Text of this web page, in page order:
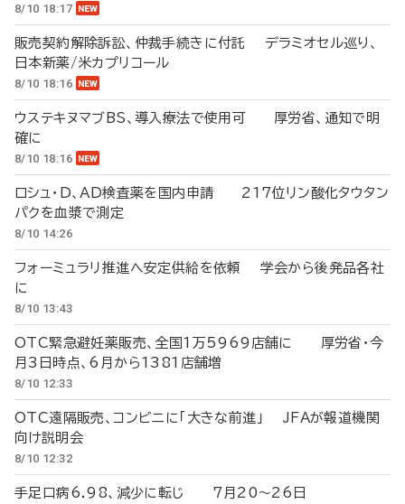
8/10 18:17
販売契約解除訴訟、仲裁手続きに付託 デラミオセル巡り、
日本新薬/米カプリコール
8/10 18:16
ウステキヌマブBS、導入療法で使用可 厚労省、通知で明
確に
8/10 18:16
ロシュ・D、AD検査薬を国内申請 217位リン酸化タウタン
パクを血漿で測定
8/10 14:26
フォーミュラリ推進へ安定供給を依頼 学会から後発品各社
に
8/10 13:43
OTC緊急避妊薬販売、全国1万5969店舗に 厚労省・今
月3日時点、6月から1381店舗増
8/10 12:33
OTC遠隔販売、コンビニに「大きな前進」 JFAが報道機関
向け説明会
8/10 12:32
手足口病6.98、減少に転じ 7月20～26日